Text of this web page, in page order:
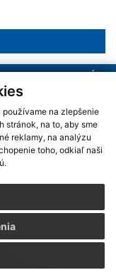
na zlepšenie
stránok, na to, aby sme
reklamy, na analýzu
toho, odkiaľ naši
FOTOGALÉRIA